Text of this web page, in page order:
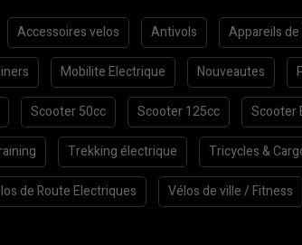
Accessoires velos Antivols Appareils
Mobilite Electrique Nouveautes
Scooter 50cc Scooter 125cc Scooter
Trekking électrique Tricycles &
de Route Electriques Vélos de ville / Fitness